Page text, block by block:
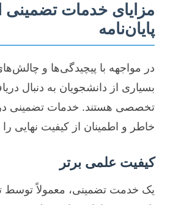
مزایای خدمات تضمینی
پایان‌نامه
در مواجهه با پیچیدگی‌ها و
بسیاری از دانشجویان به دنبال
تخصصی هستند. خدمات تضمینی در
خاطر و اطمینان از کیفیت نهایی
کیفیت علمی برتر
یک خدمت تضمینی، معمولاً توسط